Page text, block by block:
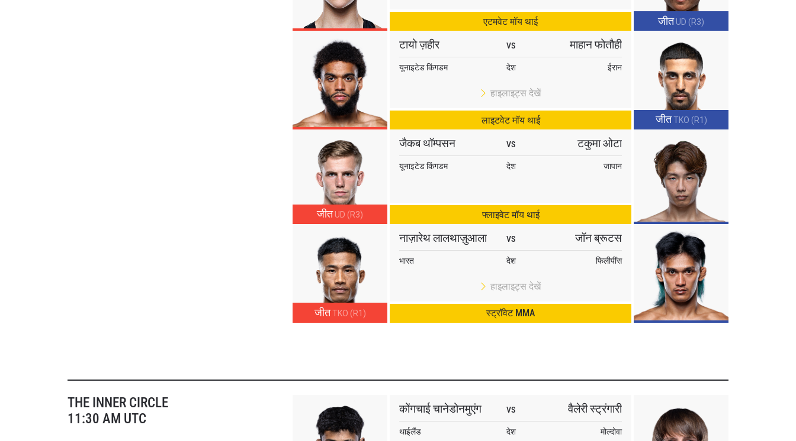
एटमवेट मॉय थाई जीत UD (R3)
लाइटवेट मॉय थाई जीत TKO (R1)
टायो ज़हीर VS माहान फोतौही
यूनाइटेड किंगडम देश ईरान
हाइलाइट्स देखें
फ्लाइवेट मॉय थाई
जीत UD (R3)
जैकब थॉम्पसन VS टकुमा ओटा
यूनाइटेड किंगडम देश जापान
स्ट्रॉवेट MMA
जीत TKO (R1)
नाज़ारेथ लालथाज़ुआला VS जॉन ब्रूटस
भारत देश फिलीपींस
हाइलाइट्स देखें
THE INNER CIRCLE
11:30 AM UTC
कोंगचाई चानेडोनमुएंग VS वैलेरी स्ट्रंगारी
थाईलैंड देश मोल्दोवा
सदस्यता लें
By submitting this form, you are agreeing to our collection, use and disclosure of
your information under ourPrivacy Policy
. You may unsubscribe from these
communications at any time.